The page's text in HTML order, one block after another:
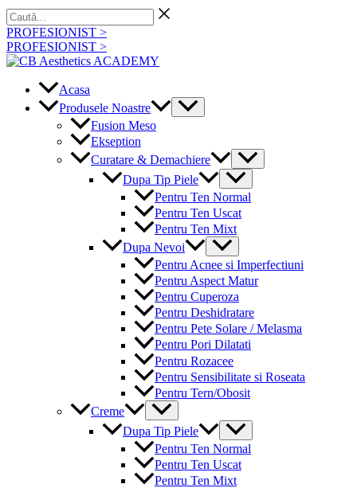
Skip
to
content
Caută...
PROFESIONIST >
PROFESIONIST >
Acasa
Produsele Noastre
Menu
Toggle
Fusion Meso
Ekseption
Curatare & Demachiere
Menu
Toggle
Dupa Tip Piele
Menu
Toggle
Pentru Ten Normal
Pentru Ten Uscat
Pentru Ten Mixt
Dupa Nevoi
Menu
Toggle
Pentru Acnee si Imperfectiuni
Pentru Aspect Matur
Pentru Cuperoza
Pentru Deshidratare
Pentru Pete Solare / Melasma
Pentru Pori Dilatati
Pentru Rozacee
Pentru Sensibilitate si Roseata
Pentru Tern/Obosit
Creme
Menu
Toggle
Dupa Tip Piele
Menu
Toggle
Pentru Ten Normal
Pentru Ten Uscat
Pentru Ten Mixt